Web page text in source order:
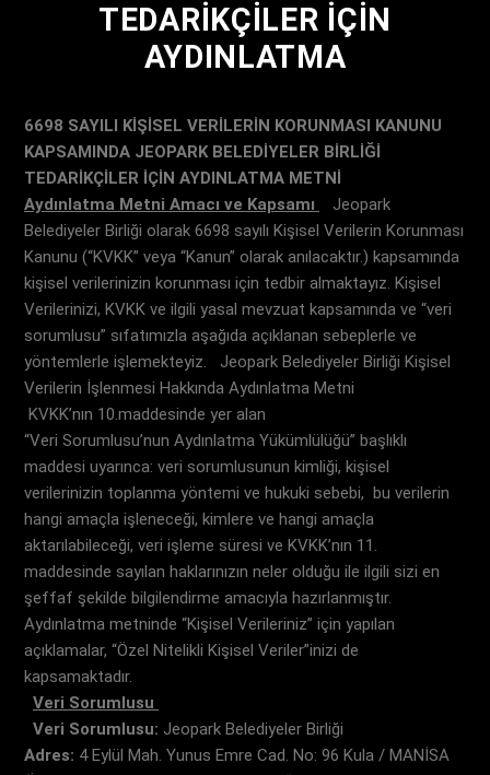
TEDARİKÇİLER İÇİN
AYDINLATMA
6698 SAYILI KİŞİSEL VERİLERİN KORUNMASI KANUNU
KAPSAMINDA JEOPARK BELEDİYELER BİRLİĞİ
TEDARİKÇİLER İÇİN AYDINLATMA METNİ
Aydınlatma Metni Amacı ve Kapsamı
Jeopark
Belediyeler Birliği olarak 6698 sayılı Kişisel Verilerin Korunması
Kanunu (“KVKK” veya “Kanun” olarak anılacaktır.) kapsamında
kişisel verilerinizin korunması için tedbir almaktayız. Kişisel
Verilerinizi, KVKK ve ilgili yasal mevzuat kapsamında ve “veri
sorumlusu” sıfatımızla aşağıda açıklanan sebeplerle ve
yöntemlerle işlemekteyiz. Jeopark Belediyeler Birliği Kişisel
Verilerin İşlenmesi Hakkında Aydınlatma Metni
KVKK’nın 10.maddesinde yer alan
“Veri Sorumlusu’nun Aydınlatma Yükümlülüğü” başlıklı
maddesi uyarınca: veri sorumlusunun kimliği, kişisel
verilerinizin toplanma yöntemi ve hukuki sebebi, bu verilerin
hangi amaçla işleneceği, kimlere ve hangi amaçla
aktarılabileceği, veri işleme süresi ve KVKK’nın 11.
maddesinde sayılan haklarınızın neler olduğu ile ilgili sizi en
şeffaf şekilde bilgilendirme amacıyla hazırlanmıştır.
Aydınlatma metninde “Kişisel Verileriniz” için yapılan
açıklamalar, “Özel Nitelikli Kişisel Veriler”inizi de
kapsamaktadır.
Veri Sorumlusu
Veri Sorumlusu: Jeopark Belediyeler Birliği
Adres: 4 Eylül Mah. Yunus Emre Cad. No: 96 Kula / MANİSA